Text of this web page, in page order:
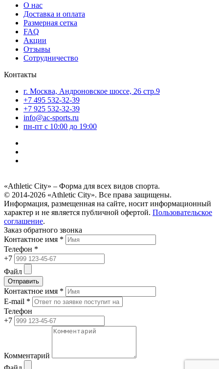
О нас
Доставка и оплата
Размерная сетка
FAQ
Акции
Отзывы
Сотрудничество
Контакты
г. Москва, Андроновское шоссе, 26 стр.9
+7 495 532-32-39
+7 925 532-32-39
info@ac-sports.ru
пн-пт c 10:00 до 19:00
«Athletic City» – Форма для всех видов спорта.
© 2014-2026 «Athletic City». Все права защищены.
Информация, размещенная на сайте, носит информационный
характер и не является публичной офертой. Пользовательское
соглашение.
Заказ обратного звонка
Контактное имя *
Телефон *
+7
Файл
Отправить
Контактное имя *
E-mail *
Телефон
+7
Комментарий